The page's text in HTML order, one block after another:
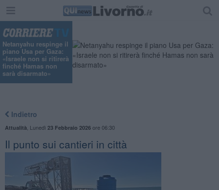
Netanyahu respinge il
piano Usa per Gaza:
«Israele non si ritirerà
finché Hamas non
sarà disarmato»
Indietro
Attualità Lunedì 23 Febbraio 2026ore 06:30
Il punto sui cantieri in città